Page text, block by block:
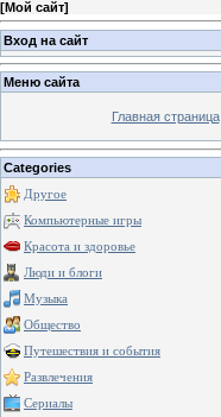
[Мой сайт]
Вход на сайт
Меню сайта
Главная страница
Categories
Другое
Компьютерные игры
Красота и здоровье
Люди и блоги
Музыка
Общество
Путешествия и события
Развлечения
Сериалы